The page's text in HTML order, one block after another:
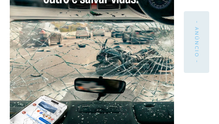
- ANÚNCIO -